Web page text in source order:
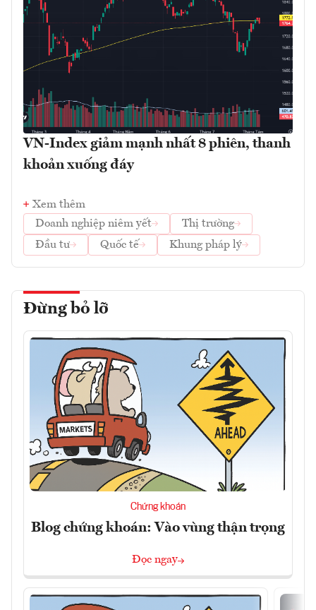
VN-Index giảm mạnh nhất 8 phiên, thanh
khoản xuống đáy
Xem thêm
Doanh nghiệp niêm yết
Thị trường
Đầu tư
Quốc tế Khung pháp lý
Đừng bỏ lỡ
Chứng khoán
Blog chứng khoán: Vào vùng thận trọng
Đọc ngay